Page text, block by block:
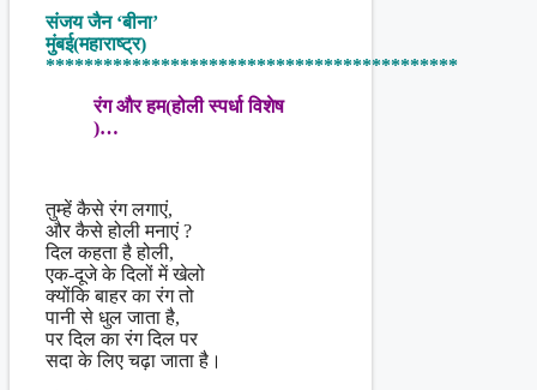
Share
संजय जैन ‘बीना’
मुंबई(महाराष्ट्र)
*******************************************
रंग और हम(होली स्पर्धा विशेष
)…
तुम्हें कैसे रंग लगाएं,
और कैसे होली मनाएं ?
दिल कहता है होली,
एक-दूजे के दिलों में खेलो
क्योंकि बाहर का रंग तो
पानी से धुल जाता है,
पर दिल का रंग दिल पर
सदा के लिए चढ़ा जाता है।